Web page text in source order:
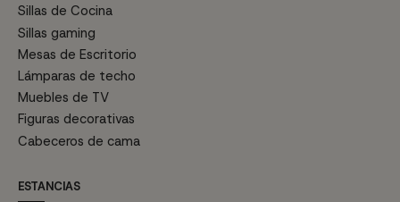
Sillas de Cocina
Sillas gaming
Mesas de Escritorio
Lámparas de techo
Muebles de TV
Figuras decorativas
Cabeceros de cama
ESTANCIAS